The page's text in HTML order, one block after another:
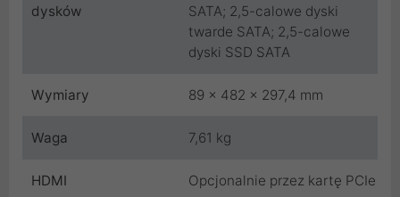
dysków
SATA; 2,5-calowe dyski
twarde SATA; 2,5-calowe
dyski SSD SATA
Wymiary 89 x 482 x 297,4 mm
Waga 7,61 kg
HDMI Opcjonalnie przez kartę PCIe